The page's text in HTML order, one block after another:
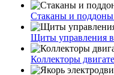
Стаканы и
Щиты управления
Коллекторы